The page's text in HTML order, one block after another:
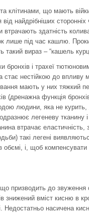
клітинами, що мають
від найдрібніших
втрачають здатність
лише під час кашлю.
такий вираз – “кашель
бронхів і трахеї
стає нестійкою до впливу
мають у них тяжкий
(дренажна функція
людини, яка не курить,
легеневу тканину
втрачає еластичність,
такі легені
і, щоб
що призводить до
знижений вміст кисню в
насичена